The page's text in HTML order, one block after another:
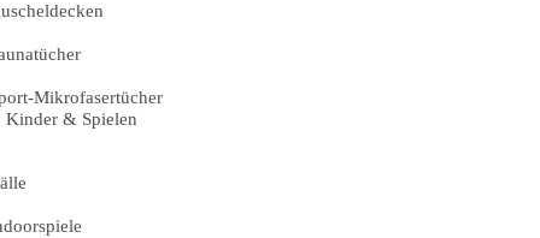
Mikrofasertücher
Kinder & Spielen